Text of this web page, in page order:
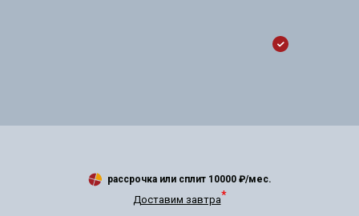
рассрочка или сплит 10000 ₽/мес.
Доставим завтра*